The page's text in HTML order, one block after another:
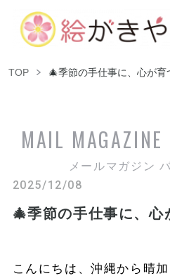
TOP 🎄季節の手仕事に、心が育
MAIL MAGAZINE
メールマガジン
2025/12/08
🎄季節の手仕事に、心
こんにちは、沖縄から晴